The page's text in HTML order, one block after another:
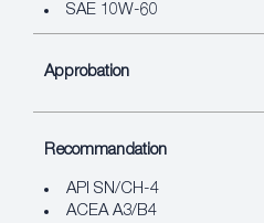
SAE 10W-60
Approbation
Recommandation
API SN/CH-4
ACEA A3/B4